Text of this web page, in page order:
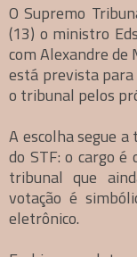
O Supremo
(13) o ministro
com Alexandre de
está prevista
o tribunal pelos
A escolha segue
do STF: o cargo
tribunal que
votação é
eletrônico.